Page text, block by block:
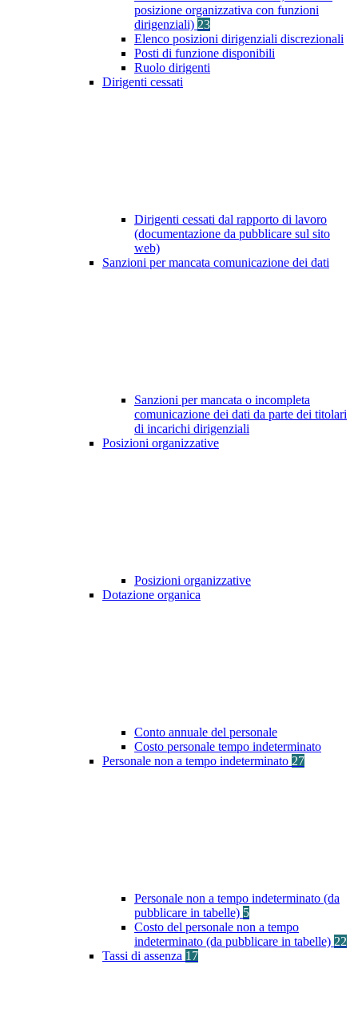
posizione organizzativa con funzioni
dirigenziali) 23
Elenco posizioni dirigenziali discrezionali
Posti di funzione disponibili
Ruolo dirigenti
Dirigenti cessati
Dirigenti cessati dal rapporto di lavoro
(documentazione da pubblicare sul sito
web)
Sanzioni per mancata comunicazione dei dati
Sanzioni per mancata o incompleta
comunicazione dei dati da parte dei titolari
di incarichi dirigenziali
Posizioni organizzative
Posizioni organizzative
Dotazione organica
Conto annuale del personale
Costo personale tempo indeterminato
Personale non a tempo indeterminato 27
Personale non a tempo indeterminato (da
pubblicare in tabelle) 5
Costo del personale non a tempo
indeterminato (da pubblicare in tabelle) 22
Tassi di assenza 17